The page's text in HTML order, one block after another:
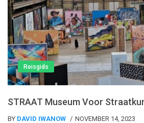
Reisgids
STRAAT Museum Voor
BY DAVID IWANOW NOVEMBER 14, 2023